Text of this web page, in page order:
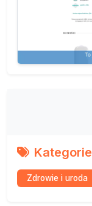
Kategorie
Zdrowie i uroda